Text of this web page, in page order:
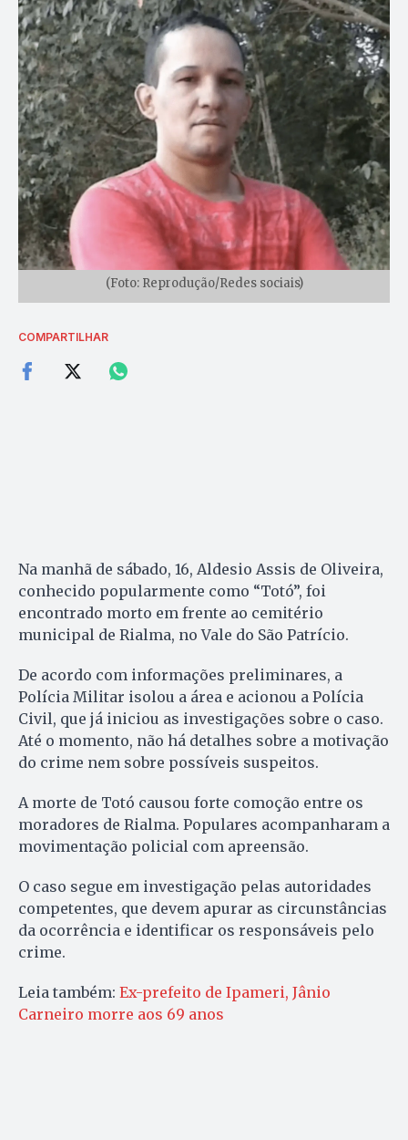
(Foto: Reprodução/Redes sociais)
COMPARTILHAR
Na manhã de sábado, 16, Aldesio Assis de Oliveira,
conhecido popularmente como “Totó”, foi
encontrado morto em frente ao cemitério
municipal de Rialma, no Vale do São Patrício.
De acordo com informações preliminares, a
Polícia Militar isolou a área e acionou a Polícia
Civil, que já iniciou as investigações sobre o caso.
Até o momento, não há detalhes sobre a motivação
do crime nem sobre possíveis suspeitos.
A morte de Totó causou forte comoção entre os
moradores de Rialma. Populares acompanharam a
movimentação policial com apreensão.
O caso segue em investigação pelas autoridades
competentes, que devem apurar as circunstâncias
da ocorrência e identificar os responsáveis pelo
crime.
Leia também: Ex-prefeito de Ipameri, Jânio
Carneiro morre aos 69 anos